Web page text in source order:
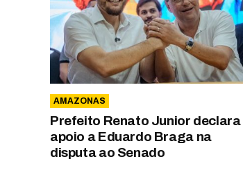
AMAZONAS
Prefeito Renato Junior declara
apoio a Eduardo Braga na
disputa ao Senado